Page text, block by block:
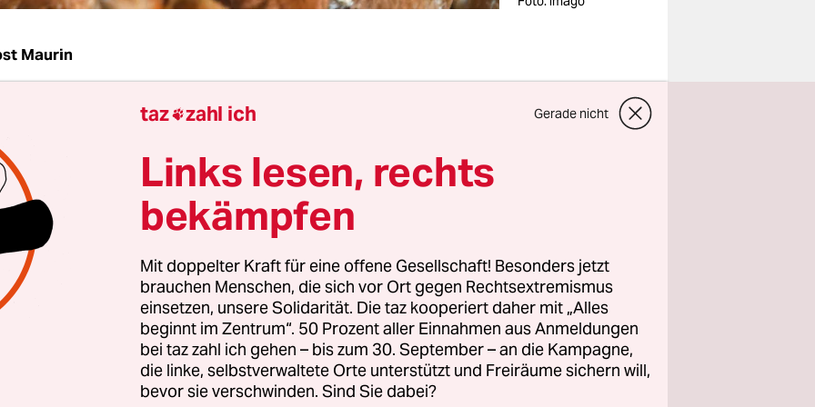
Maurin
süße Hund sterben, falls EU-Parlamentarier schärfere
Einsatz von Antibiotika bei Tieren durchsetzen? Aus
schaut er den Betrachter auf dem Aufruf zu einer
Bundesverbands praktizierender Tierärzte an. Darüber
Leben ist in Gefahr!“, darunter: „Bitte unterschreiben,
Zukunft alles für meine Gesundheit getan werden
Antibiotikasollten auch künftig allen Tieren
dürfen. Das, so die Petition, wäre aber nicht erlaubt,
des EU-Parlaments sich durchsetzt. Auch
taz zahl ich Gerade nicht
Links lesen, rechts
bekämpfen
Mit doppelter Kraft für eine offene Gesellschaft! Besonders jetzt
brauchen Menschen, die sich vor Ort gegen Rechtsextremismus
einsetzen, unsere Solidarität. Die taz kooperiert daher mit „Alles
beginnt im Zentrum“. 50 Prozent aller Einnahmen aus Anmeldungen
bei taz zahl ich gehen – bis zum 30. September – an die Kampagne,
die linke, selbstverwaltete Orte unterstützt und Freiräume sichern will,
bevor sie verschwinden. Sind Sie dabei?